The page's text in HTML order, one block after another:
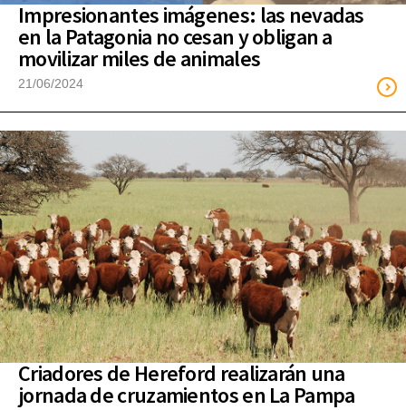
Impresionantes imágenes: las nevadas
en la Patagonia no cesan y obligan a
movilizar miles de animales
21/06/2024
Criadores de Hereford realizarán una
jornada de cruzamientos en La Pampa